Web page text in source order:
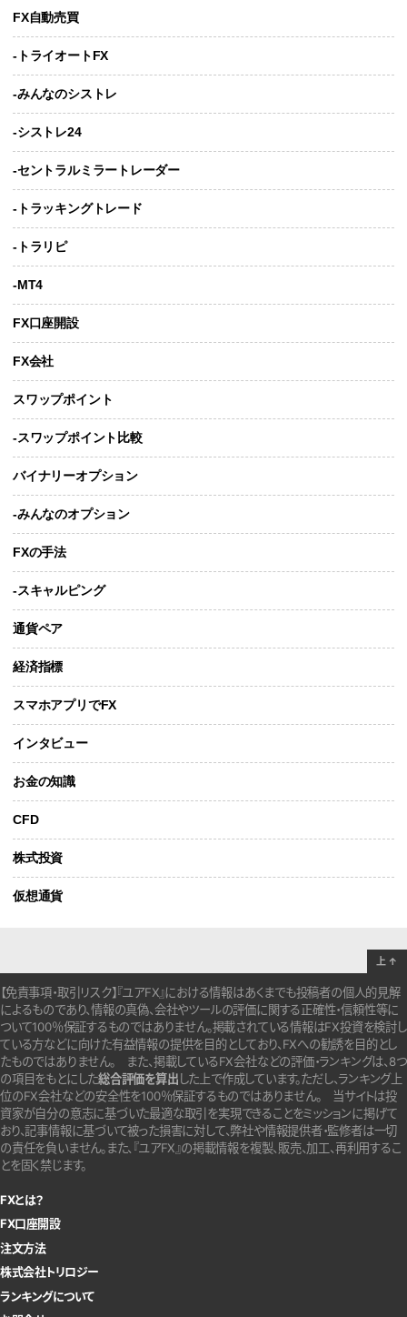
FX自動売買
-トライオートFX
-みんなのシストレ
-シストレ24
-セントラルミラートレーダー
-トラッキングトレード
-トラリピ
-MT4
FX口座開設
FX会社
スワップポイント
-スワップポイント比較
バイナリーオプション
-みんなのオプション
FXの手法
-スキャルピング
通貨ペア
経済指標
スマホアプリでFX
インタビュー
お金の知識
CFD
株式投資
仮想通貨
【免責事項・取引リスク】『ユアFX』における情報はあくまでも投稿者の個人的見解
によるものであり、情報の真偽、会社やツールの評価に関する正確性・信頼性等に
ついて100％保証するものではありません。掲載されている情報はFX投資を検討し
ている方などに向けた有益情報の提供を目的としており、FXへの勧誘を目的とし
たものではありません。 また、掲載しているFX会社などの評価・ランキングは、8つ
の項目をもとにした総合評価を算出した上で作成しています。ただし、ランキング上
位のFX会社などの安全性を100％保証するものではありません。
当サイトは投
資家が自分の意志に基づいた最適な取引を実現できることをミッションに掲げて
おり、記事情報に基づいて被った損害に対して、弊社や情報提供者・監修者は一切
の責任を負いません。また、『ユアFX』の掲載情報を複製、販売、加工、再利用するこ
とを固く禁じます。
FXとは？
FX口座開設
注文方法
株式会社トリロジー
ランキングについて
上 ↑